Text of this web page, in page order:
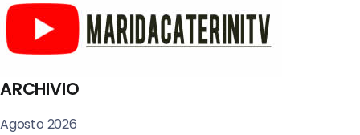
ARCHIVIO
Agosto 2026